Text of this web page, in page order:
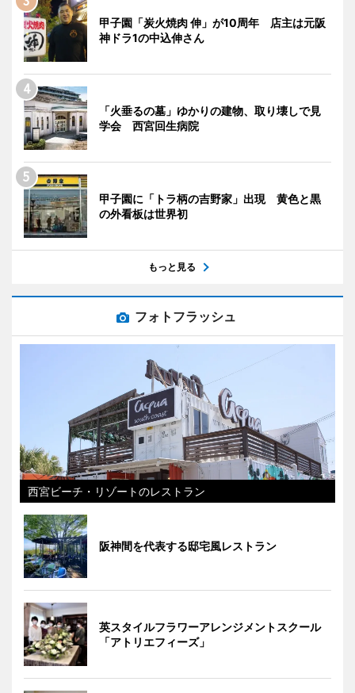
甲子園「炭火焼肉 伸」が10周年 店主は元阪
神ドラ1の中込伸さん
「火垂るの墓」ゆかりの建物、取り壊しで見
学会 西宮回生病院
甲子園に「トラ柄の吉野家」出現 黄色と黒
の外看板は世界初
もっと見る
フォトフラッシュ
西宮ビーチ・リゾートのレストラン
阪神間を代表する邸宅風レストラン
英スタイルフラワーアレンジメントスクール
「アトリエフィーズ」